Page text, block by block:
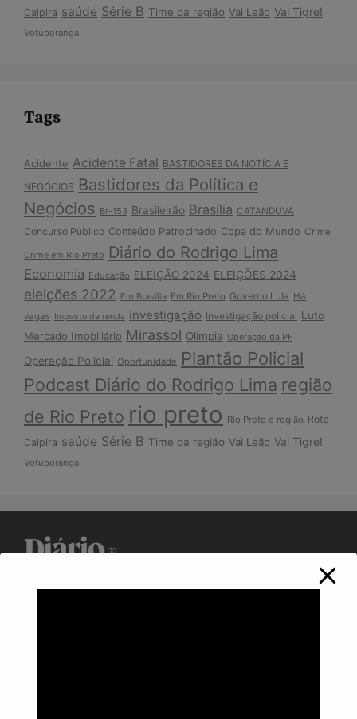
Caipira saúde Série B Time da região Vai Leão Vai Tigre!
Votuporanga
Tags
Acidente Acidente Fatal
BASTIDORES DA NOTÍCIA E
NEGÓCIOS Bastidores da Política e
Negócios Br-153 Brasileirão Brasília CATANDUVA
Concurso Público Conteúdo Patrocinado Copa do Mundo Crime
Crime em Rio Preto Diário do Rodrigo Lima
Economia Educação ELEIÇÃO 2024 ELEIÇÕES 2024
eleições 2022 Em Brasília Em Rio Preto Governo Lula Há
vagas
Imposto de renda investigação Investigação policial Luto
Mercado Imobiliário Mirassol Olímpia Operação da PF
Operação Policial Oportunidade Plantão Policial
Podcast Diário do Rodrigo Lima região
de Rio Preto rio preto Rio Preto e região Rota
Caipira saúde Série B Time da região Vai Leão Vai Tigre!
Votuporanga